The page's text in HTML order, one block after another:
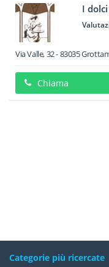
I
Via Valle, 32-83035
Chiama
Categorie più ricercate